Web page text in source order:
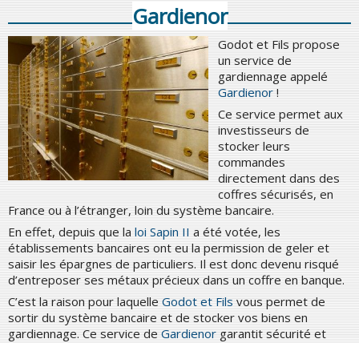
Gardienor
Godot et Fils propose
un service de
gardiennage appelé
Gardienor !
Ce service permet aux
investisseurs de
stocker leurs
commandes
directement dans des
coffres sécurisés, en
France ou à l’étranger, loin du système bancaire.
En effet, depuis que la loi Sapin II a été votée, les
établissements bancaires ont eu la permission de geler et
saisir les épargnes de particuliers. Il est donc devenu risqué
d’entreposer ses métaux précieux dans un coffre en banque.
C’est la raison pour laquelle Godot et Fils vous permet de
sortir du système bancaire et de stocker vos biens en
gardiennage. Ce service de Gardienor garantit sécurité et